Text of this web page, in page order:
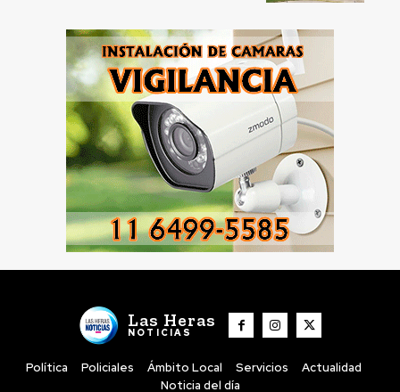
Las Heras
NOTICIAS
Política Policiales Ámbito Local Servicios
Actualidad
Noticia del día